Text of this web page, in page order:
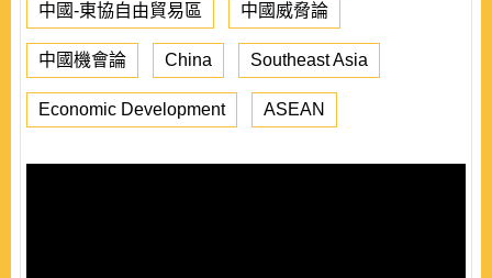
中國-東協自由貿易區 中國威脅論
中國機會論 China Southeast Asia
Economic Development ASEAN